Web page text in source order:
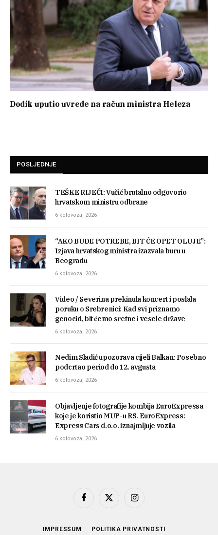
Dodik uputio uvrede na račun ministra Heleza
POSLJEDNJE
TEŠKE RIJEČI: Vučić brutalno odgovorio
hrvatskom ministru odbrane
6 kolovoza, 2026
“AKO BUDE POTREBE, BIT ĆE OPET OLUJE”:
Izjava hrvatskog ministra izazvala buru u
Beogradu
6 kolovoza, 2026
Video / Severina prekinula koncert i poslala
poruku o Srebrenici: Kad svi priznamo
genocid, bit ćemo sretne i vesele države
6 kolovoza, 2026
Nedim Sladić upozorava cijeli Balkan: Posebno
podcrtao period do 12. avgusta
6 kolovoza, 2026
Objavljenje fotografije kombija EuroExpressa
koje je koristio MUP-u RS. EuroExpress:
Express Cars d.o.o. iznajmljuje vozila
6 kolovoza, 2026
Facebook
X
Instagram
IMPRESSUM POLITIKA PRIVATNOSTI